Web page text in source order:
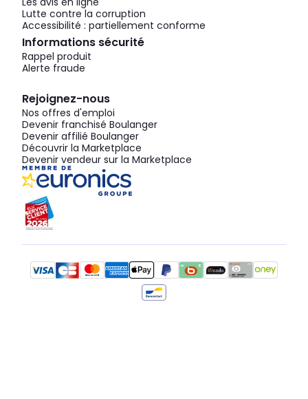
Lutte contre la corruption
Accessibilité : partiellement conforme
Informations sécurité
Rappel produit
Alerte fraude
Rejoignez-nous
Nos offres d'emploi
Devenir franchisé Boulanger
Devenir affilié Boulanger
Découvrir la Marketplace
Devenir vendeur sur la Marketplace